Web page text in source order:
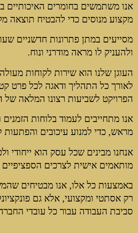
אנו משתמשים בחומרים האיכותיים
מקצוע מנוסים כדי להבטיח תוצאה
מסייעים במתן פתרונות חדשניים
ולהעניק לו מראה מודרני ונוח.
העוגן שלנו הוא שירות לקוחות
לאורך כל התהליך ודאגה לכל פרט
הפרויקט לשביעות רצונו המלאה של
אנו מתחייבים לעמוד בלוחות
מראש, כדי למנוע עיכובים והפתעות
אנחנו מבינים שכל עסק הוא ייחודי
מותאמים אישית לצרכים
באמצעות כל אלו, אנו מבטיחים
רק אסתטי ומקצועי, אלא גם
סביבת העבודה עבור כל עובדי